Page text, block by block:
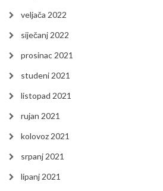
veljača 2022
siječanj 2022
prosinac 2021
studeni 2021
listopad 2021
rujan 2021
kolovoz 2021
srpanj 2021
lipanj 2021